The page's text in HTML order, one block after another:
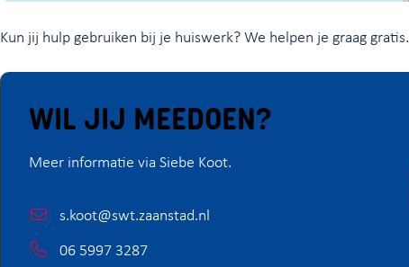
Kun jij hulp gebruiken bij je huiswerk? We helpen je graag gratis.
WIL JIJ MEEDOEN?
Meer informatie via Siebe Koot.
s.koot@swt.zaanstad.nl
06 5997 3287